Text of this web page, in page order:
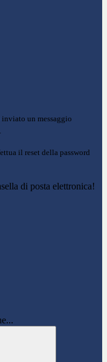
inviato un messaggio
il reset della password
di posta elettronica!